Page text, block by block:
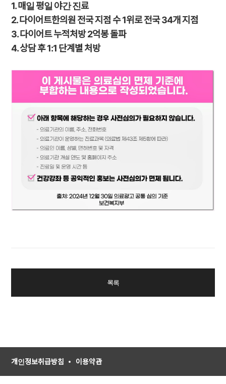
1. 매일 평일 야간 진료
2. 다이어트한의원 전국 지점 수 1위로 전국 34개 지점
3. 다이어트 누적처방 2억봉 돌파
4. 상담 후 1:1 단계별 처방
목록
개인정보취급방침 이용약관